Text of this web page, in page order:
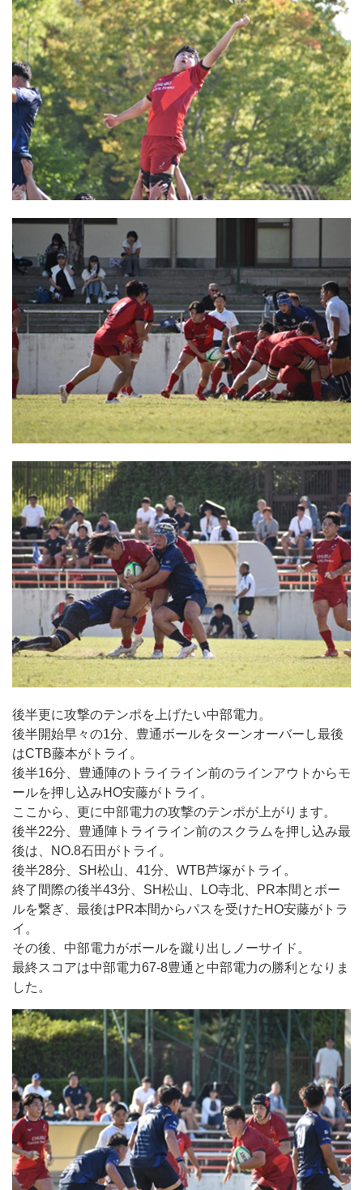
後半更に攻撃のテンポを上げたい中部電力。
後半開始早々の1分、豊通ボールをターンオーバーし最後
はCTB藤本がトライ。
後半16分、豊通陣のトライライン前のラインアウトからモ
ールを押し込みHO安藤がトライ。
ここから、更に中部電力の攻撃のテンポが上がります。
後半22分、豊通陣トライライン前のスクラムを押し込み最
後は、NO.8石田がトライ。
後半28分、SH松山、41分、WTB芦塚がトライ。
終了間際の後半43分、SH松山、LO寺北、PR本間とボー
ルを繋ぎ、最後はPR本間からパスを受けたHO安藤がトラ
イ。
その後、中部電力がボールを蹴り出しノーサイド。
最終スコアは中部電力67-8豊通と中部電力の勝利となりま
した。